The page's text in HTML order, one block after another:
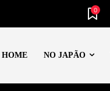
0
HOME NO JAPÃO